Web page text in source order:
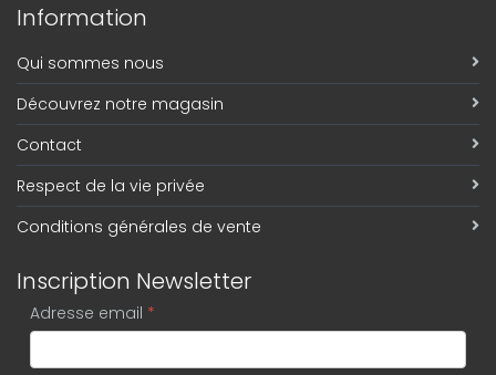
Information
Qui sommes nous
Découvrez notre magasin
Contact
Respect de la vie privée
Conditions générales de vente
Inscription Newsletter
Adresse email *